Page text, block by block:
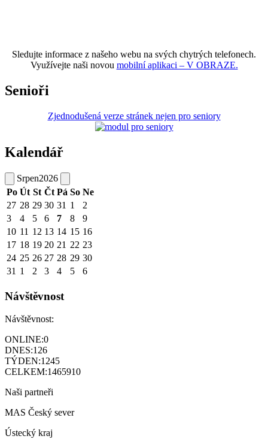
Sledujte informace z našeho webu na svých chytrých telefonech.
Využívejte naši novou mobilní aplikaci – V OBRAZE.
Senioři
Zjednodušená verze stránek nejen pro seniory
Kalendář
Srpen2026
Po Út St Čt Pá So Ne
27 28 29 30 31 1
2
3
4 5 6 7 8
9
10 11 12 13 14 15 16
17 18 19 20 21 22 23
24 25 26 27 28 29 30
31 1 2 3 4 5 6
Návštěvnost
Návštěvnost:
ONLINE:0
DNES:126
TÝDEN:1245
CELKEM:1465910
Naši partneři
MAS Český sever
Ústecký kraj